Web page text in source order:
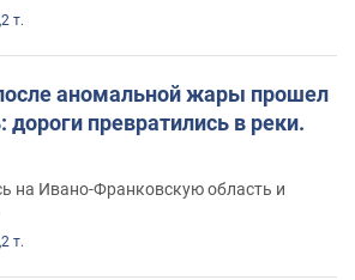
т.
аномальной жары прошел
превратились в реки.
на Ивано-Франковскую область и
т.